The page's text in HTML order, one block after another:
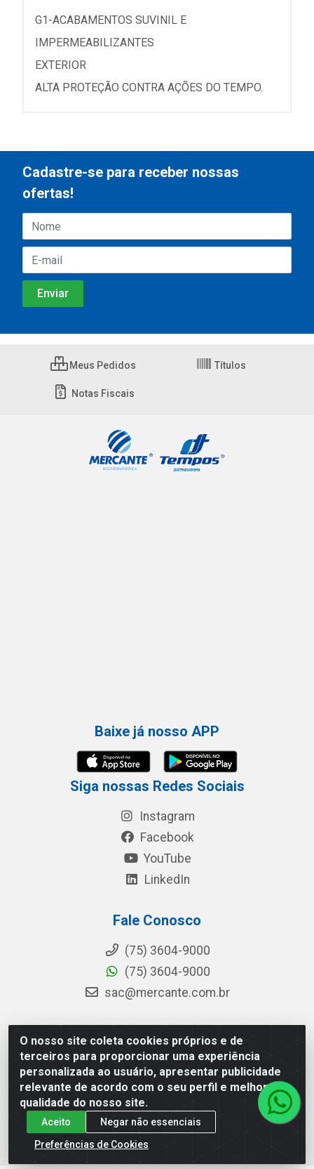
G1-ACABAMENTOS SUVINIL E
IMPERMEABILIZANTES
EXTERIOR
ALTA PROTEÇÃO CONTRA AÇÕES DO TEMPO.
O nosso site coleta cookies próprios e de
terceiros para proporcionar uma experiência
personalizada ao usuário, apresentar publicidade
relevante de acordo com o seu perfil e melhorar a
qualidade do nosso site.
Aceito
Negar não essenciais
Preferências de Cookies
Cadastre-se para receber nossas
ofertas!
Meus Pedidos Títulos
Notas Fiscais
Baixe já nosso APP
Siga nossas Redes Sociais
Instagram
Facebook
YouTube
LinkedIn
Fale Conosco
(75) 3604-9000
(75) 3604-9000
sac@mercante.com.br
Mercante Distribuidora - Rua Mercante, 699 - Aviário,
Feira de Santana/BA - CEP 44.096-218 - CNPJ
96.755.848/0001-08